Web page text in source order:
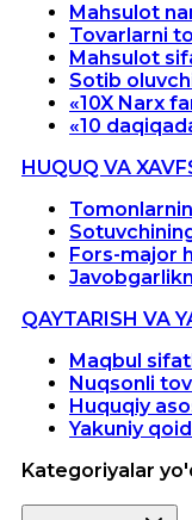
Mahsulot
Tovarlarni
Mahsulot
Sotib
«10X Narx
«10
HUQUQ VA
Fors-major
QAYTARISH VA
Maqbul
Nuqsonli
Huquqiy
Yakuniy
Kategoriyalar